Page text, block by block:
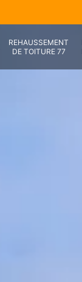
REHAUSSEMENT
DE TOITURE 77